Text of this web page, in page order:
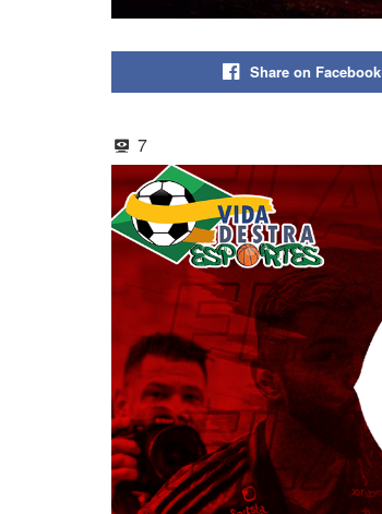
Share on Facebook
7